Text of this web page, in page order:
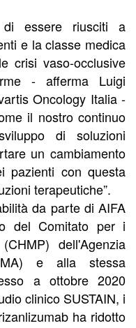
di essere riusciti a
e la classe medica
crisi vaso-occlusive
- afferma Luigi
Oncology Italia -
il nostro continuo
di soluzioni
un cambiamento
pazienti con questa
terapeutiche”.
da parte di AIFA
del Comitato per i
dell'Agenzia
e alla stessa
a ottobre 2020
clinico SUSTAIN, i
ha ridotto